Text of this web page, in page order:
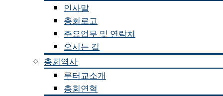
인사말
총회로고
주요업무 및 연락처
오시는 길
총회역사
루터교소개
총회연혁